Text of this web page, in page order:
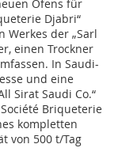
Ofens für
Djabri“
Werkes der „Sarl
einen Trockner
In ­Saudi-
und eine
Sirat ­Saudi Co.“
Briqueterie
kompletten
von 500 t/Tag